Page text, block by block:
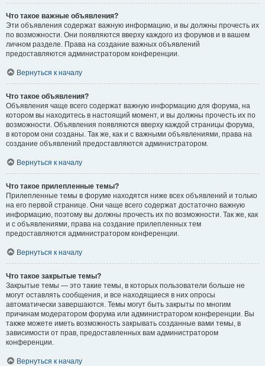
Что такое важные объявления?
Эти объявления содержат важную информацию, и вы должны прочесть их
по возможности. Они появляются вверху каждого из форумов и в вашем
личном разделе. Права на создание важных объявлений
предоставляются администратором конференции.
Вернуться к началу
Что такое объявления?
Объявления чаще всего содержат важную информацию для форума, на
котором вы находитесь в настоящий момент, и вы должны прочесть их по
возможности. Объявления появляются вверху каждой страницы форума,
в котором они созданы. Так же, как и с важными объявлениями, права на
создание объявлений предоставляются администратором.
Вернуться к началу
Что такое прилепленные темы?
Прилепленные темы в форуме находятся ниже всех объявлений и только
на его первой странице. Они чаще всего содержат достаточно важную
информацию, поэтому вы должны прочесть их по возможности. Так же, как
и с объявлениями, права на создание прилепленных тем
предоставляются администратором конференции.
Вернуться к началу
Что такое закрытые темы?
Закрытые темы — это такие темы, в которых пользователи больше не
могут оставлять сообщения, и все находящиеся в них опросы
автоматически завершаются. Темы могут быть закрыты по многим
причинам модератором форума или администратором конференции. Вы
также можете иметь возможность закрывать созданные вами темы, в
зависимости от прав, предоставленных вам администратором
конференции.
Вернуться к началу